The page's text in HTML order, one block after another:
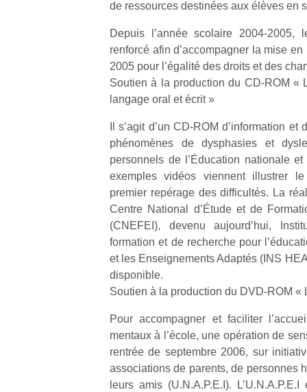
de ressources destinées aux élèves en
Depuis l’année scolaire 2004-2005,
renforcé afin d’accompagner la mise
2005 pour l’égalité des droits et des
Soutien à la production du CD-ROM «
langage oral et écrit »
Il s’agit d’un CD-ROM d’information
phénomènes de dysphasies et
personnels de l’Éducation nationale
exemples vidéos viennent illustrer
premier repérage des difficultés. La
Centre National d’Étude et de
(CNEFEI), devenu aujourd’hui,
formation et de recherche pour
et les Enseignements Adaptés (INS
disponible.
Soutien à la production du DVD-ROM «
Pour accompagner et faciliter
mentaux à l’école, une opération de
rentrée de septembre 2006, sur
associations de parents, de personnes
leurs amis (U.N.A.P.E.I).
physique
apprentissage…